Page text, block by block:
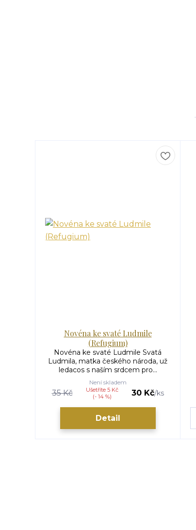
Novéna ke svaté Ludmile
(Refugium)
Novéna ke svaté Ludmile Svatá
Ludmila, matka českého národa, už
ledacos s naším srdcem pro...
35 Kč
Ušetříte 5 Kč
(- 14 %)
30 Kč/ks
Není skladem
Detail